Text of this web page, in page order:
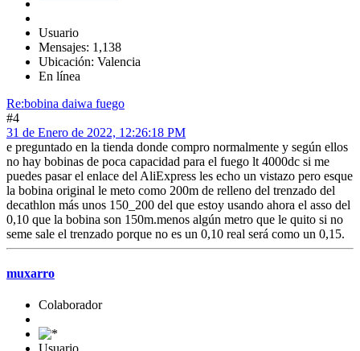
Usuario
Mensajes: 1,138
Ubicación: Valencia
En línea
Re:bobina daiwa fuego
#4
31 de Enero de 2022, 12:26:18 PM
e preguntado en la tienda donde compro normalmente y según ellos
no hay bobinas de poca capacidad para el fuego lt 4000dc si me
puedes pasar el enlace del AliExpress les echo un vistazo pero esque
la bobina original le meto como 200m de relleno del trenzado del
decathlon más unos 150_200 del que estoy usando ahora el asso del
0,10 que la bobina son 150m.menos algún metro que le quito si no
seme sale el trenzado porque no es un 0,10 real será como un 0,15.
muxarro
Colaborador